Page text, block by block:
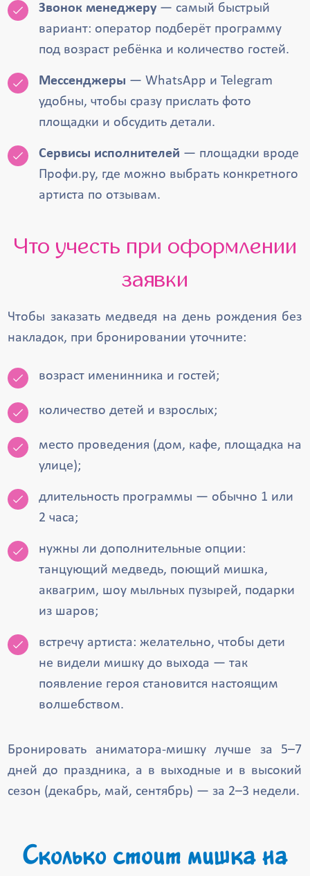
Звонок менеджеру— самый быстрый
вариант: оператор подберёт программу
под возраст ребёнка и количество гостей.
Мессенджеры — WhatsApp и Telegram
удобны, чтобы сразу прислать фото
площадки и обсудить детали.
Сервисы исполнителей — площадки вроде
Профи.ру, где можно выбрать конкретного
артиста по отзывам.
Что учесть при оформлении
заявки
Чтобы заказать медведя на день рождения без
накладок, при бронировании уточните:
возраст именинника и гостей;
количество детей и взрослых;
место проведения (дом, кафе, площадка на
улице);
длительность программы — обычно 1 или
2 часа;
нужны ли дополнительные опции:
танцующий медведь, поющий мишка,
аквагрим, шоу мыльных пузырей, подарки
из шаров;
встречу артиста: желательно, чтобы дети
не видели мишку до выхода — так
появление героя становится настоящим
волшебством.
Бронировать аниматора-мишку лучше за 5–7
дней до праздника, а в выходные и в высокий
сезон (декабрь, май, сентябрь) — за 2–3 недели.
Сколько стоит мишка на